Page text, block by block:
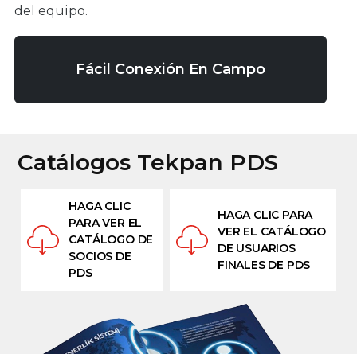
del equipo.
Fácil Conexión En Campo
Catálogos Tekpan PDS
HAGA CLIC
PARA VER EL
CATÁLOGO DE
SOCIOS DE
PDS
HAGA CLIC PARA
VER EL CATÁLOGO
DE USUARIOS
FINALES DE PDS